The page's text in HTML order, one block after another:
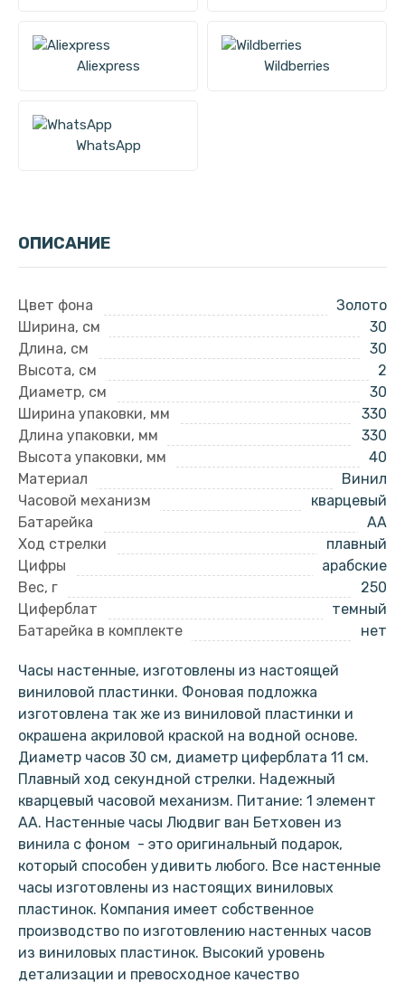
Aliexpress Wildberries
WhatsApp
ОПИСАНИЕ
Цвет фона
Золото
Ширина, см
30
Длина, см
30
Высота, см
2
Диаметр, см
30
Ширина упаковки, мм
330
Длина упаковки, мм
330
Высота упаковки, мм
40
Материал
Винил
Часовой механизм
кварцевый
Батарейка
AA
Ход стрелки
плавный
Цифры
арабские
Вес, г
250
Циферблат
темный
Батарейка в комплекте
нет
Часы настенные, изготовлены из настоящей
виниловой пластинки. Фоновая подложка
изготовлена так же из виниловой пластинки и
окрашена акриловой краской на водной основе.
Диаметр часов 30 см, диаметр циферблата 11 см.
Плавный ход секундной стрелки. Надежный
кварцевый часовой механизм. Питание: 1 элемент
АА. Настенные часы Людвиг ван Бетховен из
винила с фоном - это оригинальный подарок,
который способен удивить любого. Все настенные
часы изготовлены из настоящих виниловых
пластинок. Компания имеет собственное
производство по изготовлению настенных часов
из виниловых пластинок. Высокий уровень
детализации и превосходное качество